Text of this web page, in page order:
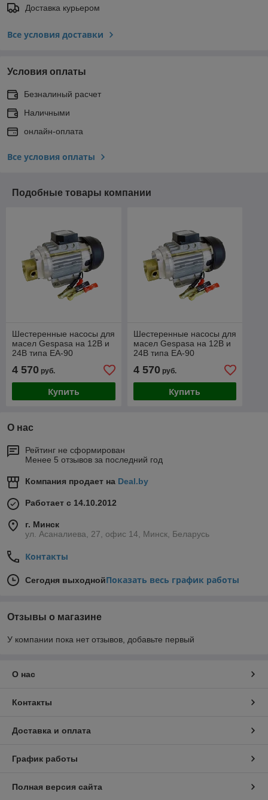
Доставка курьером
Все условия доставки
Условия оплаты
Безналиный расчет
Наличными
онлайн-оплата
Все условия оплаты
Подобные товары компании
Шестеренные насосы для
масел Gespasa на 12В и
24В типа EA-90
4 570 руб.
Купить
Шестеренные насосы для
масел Gespasa на 12В и
24В типа EA-90
4 570руб.
Купить
О нас
Рейтинг не сформирован
Менее 5 отзывов за последний год
Компания продает на Deal.by
Работает с 14.10.2012
г. Минск
ул. Асаналиева, 27, офис 14, Минск, Беларусь
Контакты
Сегодня выходнойПоказать весь график работы
Отзывы о магазине
У компании пока нет отзывов, добавьте первый
О нас
Контакты
Доставка и оплата
График работы
Полная версия сайта